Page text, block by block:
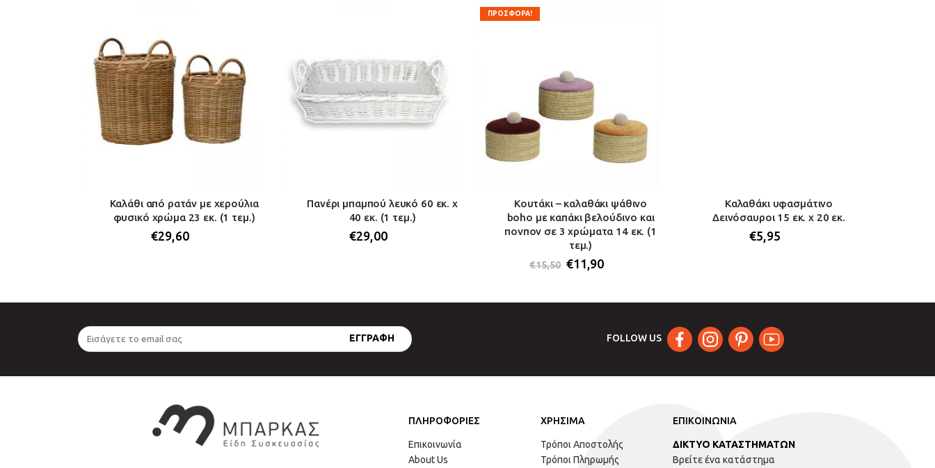
Καλάθι από ρατάν με χερούλια
φυσικό χρώμα 23 εκ. (1 τεμ.)
€29,60
Πανέρι μπαμπού λευκό 60 εκ. x
40 εκ. (1 τεμ.)
€29,00
ΠΡΟΣΦΟΡΑ!
Κουτάκι – καλαθάκι ψάθινο
boho με καπάκι βελούδινο και
πονπον σε 3 χρώματα 14 εκ. (1
τεμ.)
€15,50 €11,90
Καλαθάκι υφασμάτινο
Δεινόσαυροι 15 εκ. x 20 εκ.
€5,95
FOLLOW US
ΠΛΗΡΟΦΟΡΙΕΣ
Επικοινωνία
About Us
ΧΡΗΣΙΜΑ
Τρόποι Αποστολής
Τρόποι Πληρωμής
ΕΠΙΚΟΙΝΩΝΙΑ
ΔΙΚΤΥΟ ΚΑΤΑΣΤΗΜΑΤΩΝ
Βρείτε ένα κατάστημα